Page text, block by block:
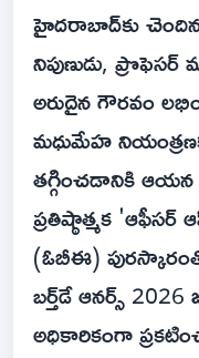
హైదరాబాద్‌కు
నిపుణుడు,
అరుదైన గౌరవం
మధుమేహ
తగ్గించడానికి ఆయన
ప్రతిష్ఠాత్మక 'ఆఫీసర్
(ఓబీఈ)
బర్త్‌డే ఆనర్స్
అధికారికంగా